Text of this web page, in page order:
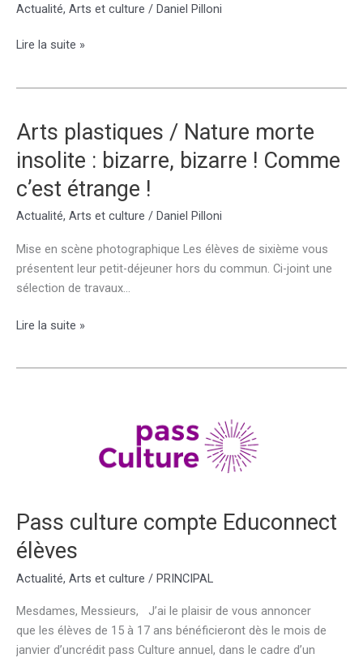
Actualité, Arts et culture / Daniel Pilloni
Arts
de
travaux
d’élèves
musée
archéologique
Raphaël
Lire la suite »
Arts plastiques / Nature morte
insolite : bizarre, bizarre ! Comme
c’est étrange !
Actualité, Arts et culture / Daniel Pilloni
Mise en scène photographique Les élèves de sixième vous
présentent leur petit-déjeuner hors du commun. Ci-joint une
sélection de travaux…
Arts
Comme
c’est
étrange
!
Lire la suite »
Pass culture compte Educonnect
élèves
Actualité, Arts et culture / PRINCIPAL
Mesdames, Messieurs, J’ai le plaisir de vous annoncer
que les élèves de 15 à 17 ans bénéficieront dès le mois de
janvier d’uncrédit pass Culture annuel, dans le cadre d’un